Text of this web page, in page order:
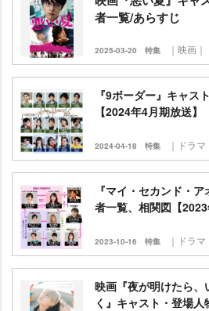
者一覧/あらすじ
2025-03-20 特集 ｜映画｜
『9ボーダー』キャス
【2024年4月期放送】
2024-04-18 特集 ｜ドラマ
『マイ・セカンド・
者一覧、相関図【2023
2023-10-16 特集 ｜ドラマ
映画『夜が明けたら
く』キャスト・登場